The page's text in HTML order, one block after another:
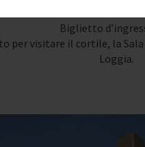
Biglietto
per visitare il cortile, la Sala
Loggia.